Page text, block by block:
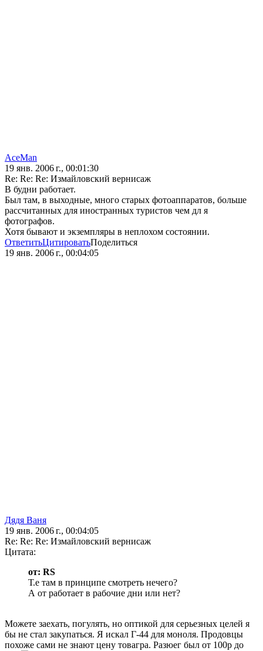
AceMan
19 янв. 2006 г., 00:01:30
Re: Re: Re: Измайловский вернисаж
В будни работает.
Был там, в выходные, много старых фотоаппаратов, больше
рассчитанных для иностранных туристов чем дл я
фотографов.
Хотя бывают и экземпляры в неплохом состоянии.
ОтветитьЦитироватьПоделиться
19 янв. 2006 г., 00:04:05
Дядя Ваня
19 янв. 2006 г., 00:04:05
Re: Re: Re: Измайловский вернисаж
Цитата:
от: RS
Т.е там в принципе смотреть нечего?
А от работает в рабочие дни или нет?
Можете заехать, погулять, но оптикой для серьезных целей я
бы не стал закупаться. Я искал Г-44 для моноля. Продовцы
похоже сами не знают цену товагра. Разюег был от 100р до